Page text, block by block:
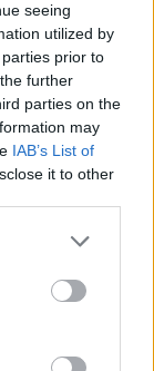
seeing
utilized by
prior to
further
parties on the
may
IAB’s List of
it to other
more Google
may click to
party tags to
below Google